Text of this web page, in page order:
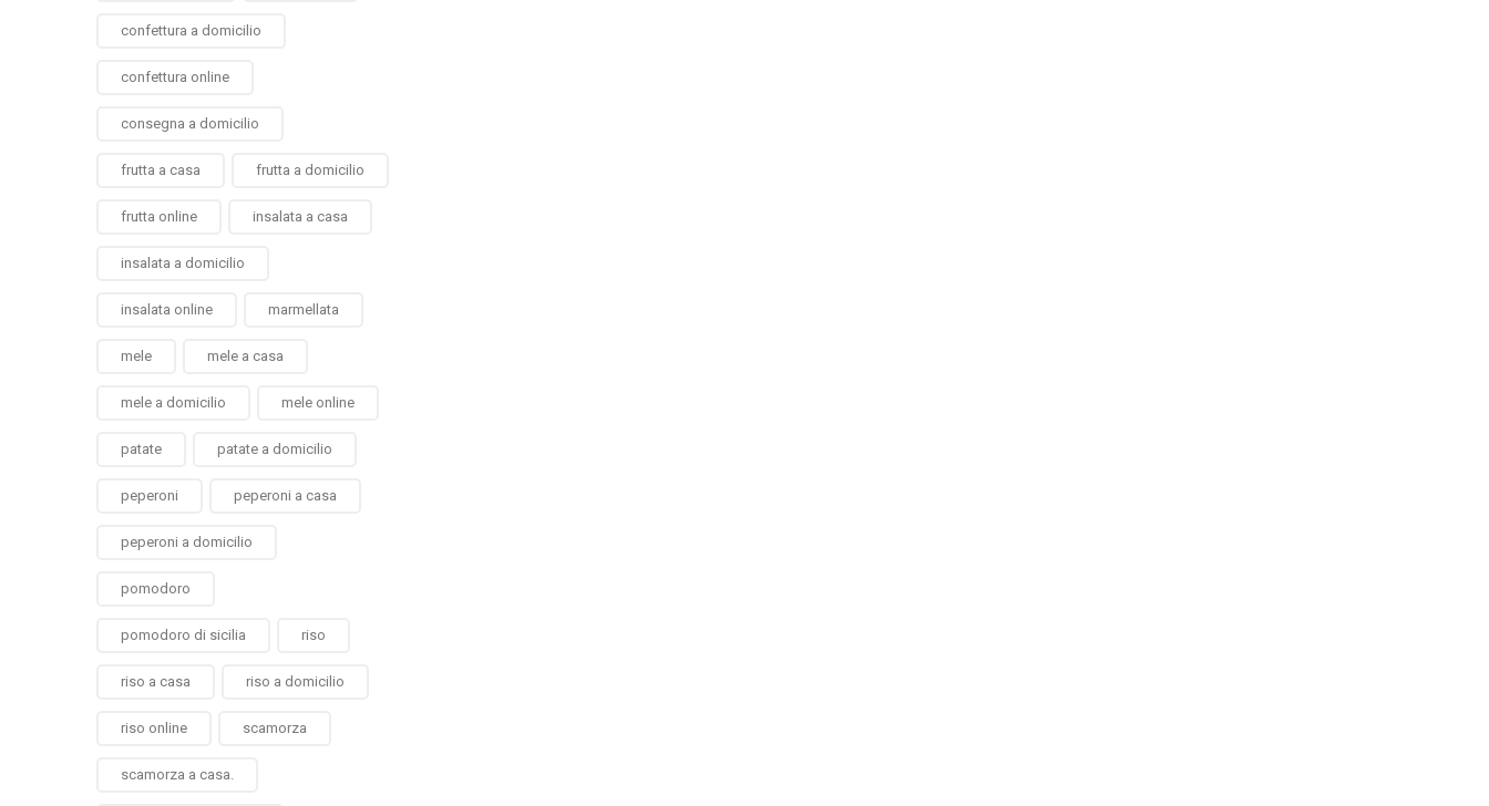
confettura a domicilio
confettura online
consegna a domicilio
frutta a casa frutta a domicilio
frutta online insalata a casa
insalata a domicilio
insalata online marmellata
mele mele a casa
mele a domicilio mele online
patate patate a domicilio
peperoni peperoni a casa
peperoni a domicilio
pomodoro
pomodoro di sicilia riso
riso a casa riso a domicilio
riso online scamorza
scamorza a casa.